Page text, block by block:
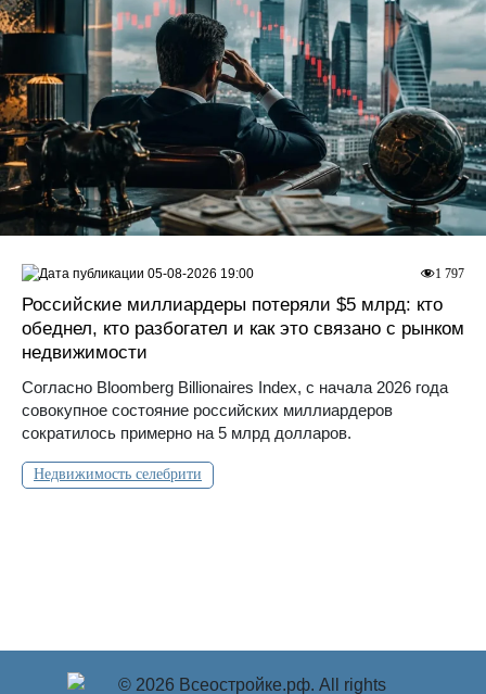
Российские миллиардеры потеряли $5 млрд: кто
обеднел, кто разбогател и как это связано с рынком
недвижимости
Согласно Bloomberg Billionaires Index, с начала 2026 года
совокупное состояние российских миллиардеров
сократилось примерно на 5 млрд долларов.
Недвижимость селебрити
1 797
05-08-2026 19:00